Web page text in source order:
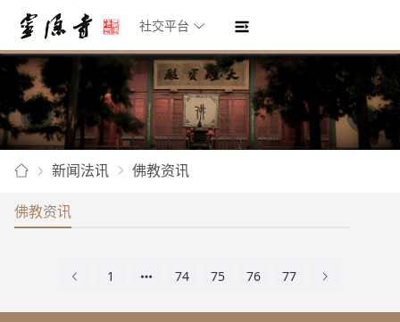
社交平台
新闻法讯 佛教资讯
佛教资讯
1 74 75 76 77